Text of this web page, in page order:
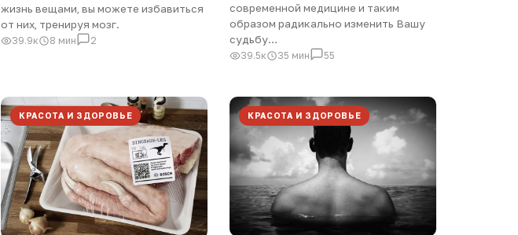
жизнь вещами, вы можете избавиться
от них, тренируя мозг.
39.9к 8 мин 2
современной медицине и таким
образом радикально изменить Вашу
судьбу…
39.5к 35 мин 55
КРАСОТА И ЗДОРОВЬЕ КРАСОТА И ЗДОРОВЬЕ